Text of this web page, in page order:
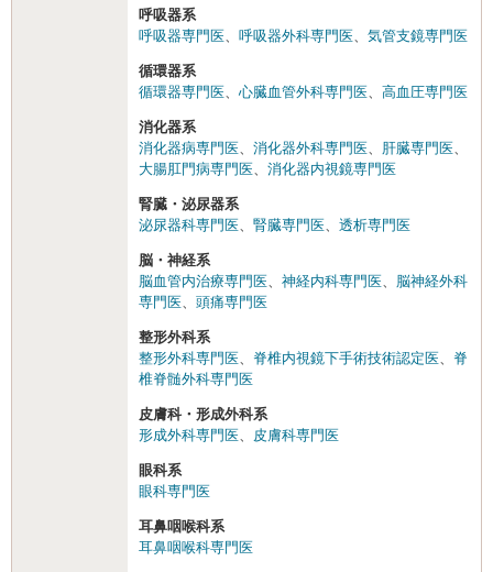
呼吸器系
呼吸器専門医
呼吸器外科専門医 気管支鏡専門医
循環器系
循環器専門医
心臓血管外科専門医 高血圧専門医
消化器系
消化器病専門医
消化器外科専門医 肝臓専門医
大腸肛門病専門医
消化器内視鏡専門医
腎臓・泌尿器系
泌尿器科専門医
腎臓専門医 透析専門医
脳・神経系
脳血管内治療専門医
神経内科専門医
脳神経外科
専門医
頭痛専門医
整形外科系
整形外科専門医
脊椎内視鏡下手術技術認定医
脊
椎脊髄外科専門医
皮膚科・形成外科系
形成外科専門医
皮膚科専門医
眼科系
眼科専門医
耳鼻咽喉科系
耳鼻咽喉科専門医